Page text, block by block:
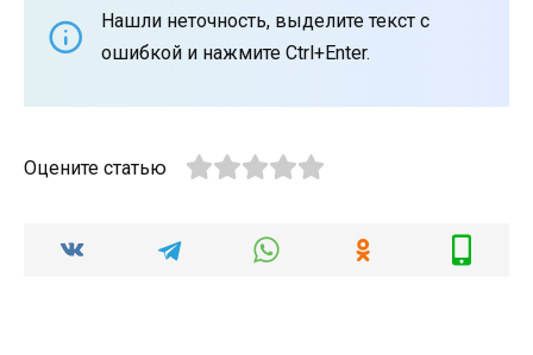
Нашли неточность, выделите текст с
ошибкой и нажмите Ctrl+Enter.
Оцените статью